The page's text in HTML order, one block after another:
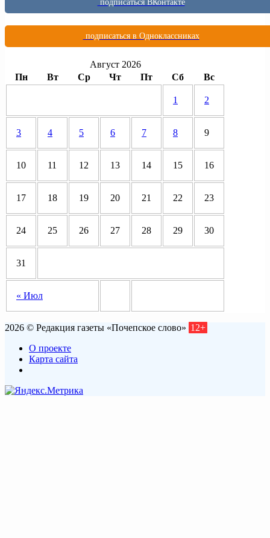
подписаться ВКонтакте
подписаться в Одноклассниках
Август 2026
Пн
Вт Ср Чт Пт Сб Вс
« Июл
1 2
3 4 5 6 7 8 9
10 11 12 13 14 15 16
17 18 19 20 21 22 23
24 25 26 27 28 29 30
31
2026 © Редакция газеты «Почепское слово» 12+
О проекте
Карта сайта